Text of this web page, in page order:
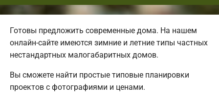
Готовы предложить современные дома. На нашем
онлайн-сайте имеются зимние и летние типы частных
нестандартных малогабаритных домов.
Вы сможете найти простые типовые планировки
проектов с фотографиями и ценами.